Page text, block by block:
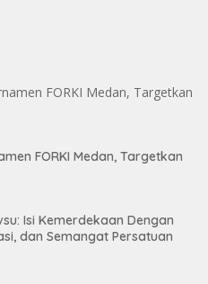
FORKI Medan, Targetkan
Isi Kemerdekaan Dengan
dan Semangat Persatuan